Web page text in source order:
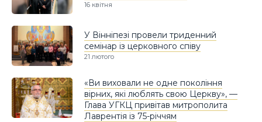
16 квітня
У Вінніпезі провели триденний
семінар із церковного співу
21 лютого
«Ви виховали не одне покоління
вірних, які люблять свою Церкву», —
Глава УГКЦ привітав митрополита
Лаврентія із 75-річчям